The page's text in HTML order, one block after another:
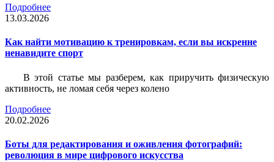
Подробнее
13.03.2026
Как найти мотивацию к тренировкам, если вы искренне
ненавидите спорт
В этой статье мы разберем, как приручить физическую
активность, не ломая себя через колено
Подробнее
20.02.2026
Боты для редактирования и оживления фотографий:
революция в мире цифрового искусства